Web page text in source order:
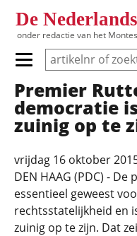
De
onder redactie van het
Primair menu tonen/
Hoofdnavigatie
Premier
democratie
zuinig op te
vrijdag 16 oktober
DEN HAAG (PDC) -
essentieel geweest
rechtsstatelijkheid en
zuinig op te zijn. Dat